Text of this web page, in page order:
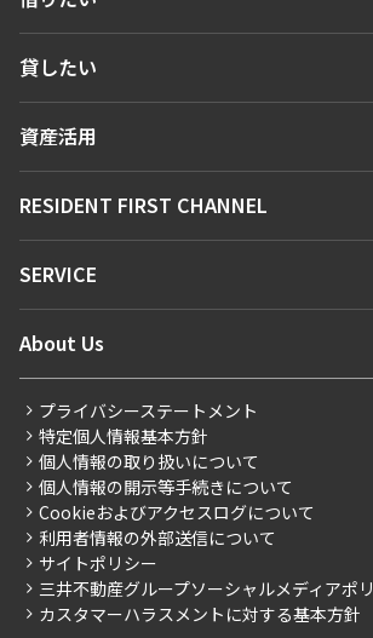
人気エリアから探す
新着情報から探す
新着募集情報
こだわりから探す
こだわり一覧
プレミアムマンション
新築
当社限定（港区・渋谷区）
当社限定（港区・渋谷区以外）
三井不動産企画
貸したい
お問い合わせ
資産活用
お問い合わせ
RESIDENT FIRST CHANNEL
マンションレポート
住まいのコラム
SERVICE
会員ページ
ご入居・提携サービス
お部屋探しからご契約まで
よくあるご質問
社宅紹介
【仲介会社様向け】当社仲介事業部取り扱
About Us
会社情報
事業案内
採用情報
ニュースリリース
お問い合わせ
プライバシーステートメント
特定個人情報基本方針
個人情報の取り扱いについて
個人情報の開示等手続きについて
Cookieおよびアクセスログについて
利用者情報の外部送信について
サイトポリシー
三井不動産グループソーシャルメディアポ
カスタマーハラスメントに対する基本方針